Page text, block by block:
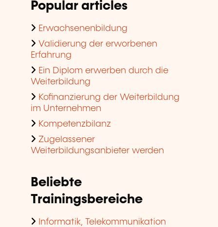
Popular articles
Erwachsenenbildung
Validierung der erworbenen
Erfahrung
Ein Diplom erwerben durch die
Weiterbildung
Kofinanzierung der Weiterbildung
im Unternehmen
Kompetenzbilanz
Zugelassener
Weiterbildungsanbieter werden
Beliebte
Trainingsbereiche
Informatik, Telekommunikation